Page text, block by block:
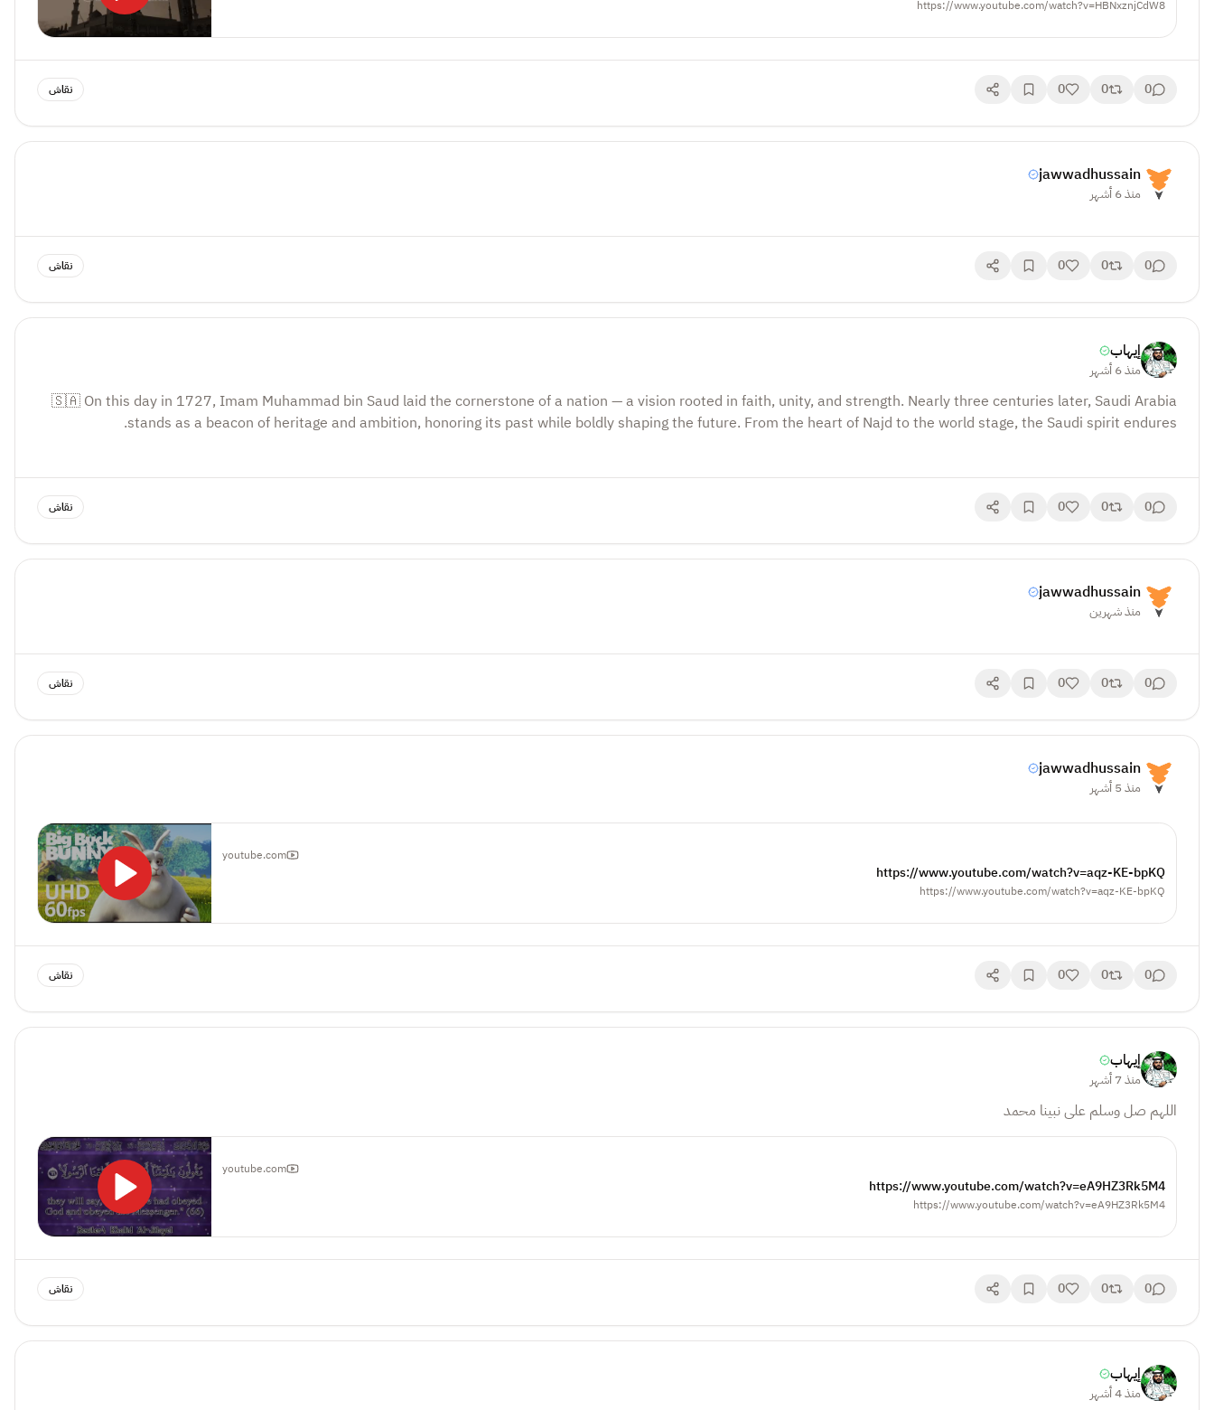
https://www.youtube.com/watch?v=HBNxznjCdW8
0
0
0 نقاش
jawwadhussain
منذ 6 أشهر
0
0
0 نقاش
إيهاب
منذ 6 أشهر
‎🇸🇦 في مثل هذا اليوم من عام 1139هـ، أرسى الإمام محمد بن سعود دعائم دولة راسخة، بُنيت على الإيمان والوحدة والعزيمة. بعد ما يقارب ثلاثة قرون، تقف المملكة العربية السعودية شامخةً، تحتفي بإرثها العريق
0
0
0 نقاش
jawwadhussain
منذ شهرين
0
0
0 نقاش
jawwadhussain
منذ 5 أشهر
youtube.com
https://www.youtube.com/watch?v=aqz-KE-bpKQ
https://www.youtube.com/watch?v=aqz-KE-bpKQ
0
0
0 نقاش
إيهاب
منذ 7 أشهر
اللهم صل وسلم على نبينا محمد
youtube.com
https://www.youtube.com/watch?v=eA9HZ3Rk5M4
https://www.youtube.com/watch?v=eA9HZ3Rk5M4
0
0
0 نقاش
إيهاب
منذ 4 أشهر